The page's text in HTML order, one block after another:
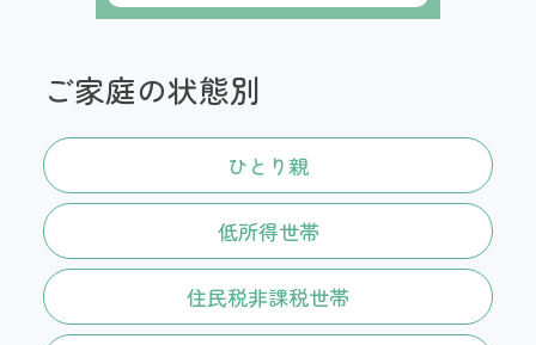
ご家庭の状態別
ひとり親
低所得世帯
住民税非課税世帯